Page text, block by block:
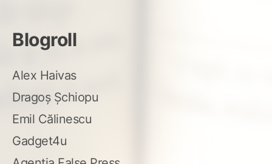
Blogroll
Alex Haivas
Dragoș Șchiopu
Emil Călinescu
Gadget4u